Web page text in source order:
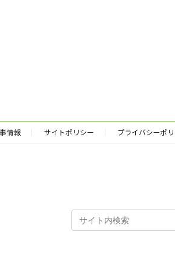
情報 サイトポリシー プライバシーポ